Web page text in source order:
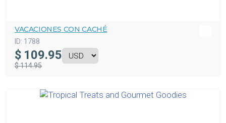
VACACIONES CON CACHÉ
ID: 1788
$ 109.95
$ 114.95